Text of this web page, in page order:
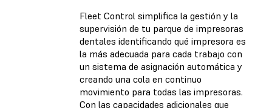
Fleet Control simplifica la gestión y la
supervisión de tu parque de impresoras
dentales identificando qué impresora es
la más adecuada para cada trabajo con
un sistema de asignación automática y
creando una cola en continuo
movimiento para todas las impresoras.
Con las capacidades adicionales que